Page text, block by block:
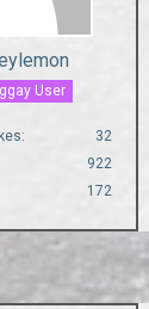
User
32
922
172